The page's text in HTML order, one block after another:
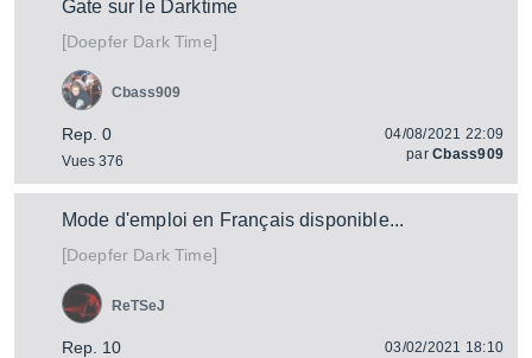
Gate sur le Darktime
[Doepfer Dark Time]
Rep. 0
Vues 376
Cbass909
04/08/2021 22:09
parCbass909
Mode d'emploi en Français disponible...
[Doepfer Dark Time]
Rep. 10
ReTSeJ
03/02/2021 18:10